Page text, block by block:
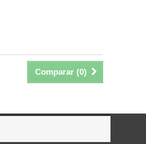
Comparar (0)